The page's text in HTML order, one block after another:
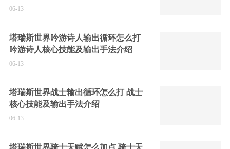
06-13
塔瑞斯世界吟游诗人输出循环怎么打
吟游诗人核心技能及输出手法介绍
06-13
塔瑞斯世界战士输出循环怎么打 战士
核心技能及输出手法介绍
06-13
塔瑞斯世界骑士天赋怎么加点 骑士天